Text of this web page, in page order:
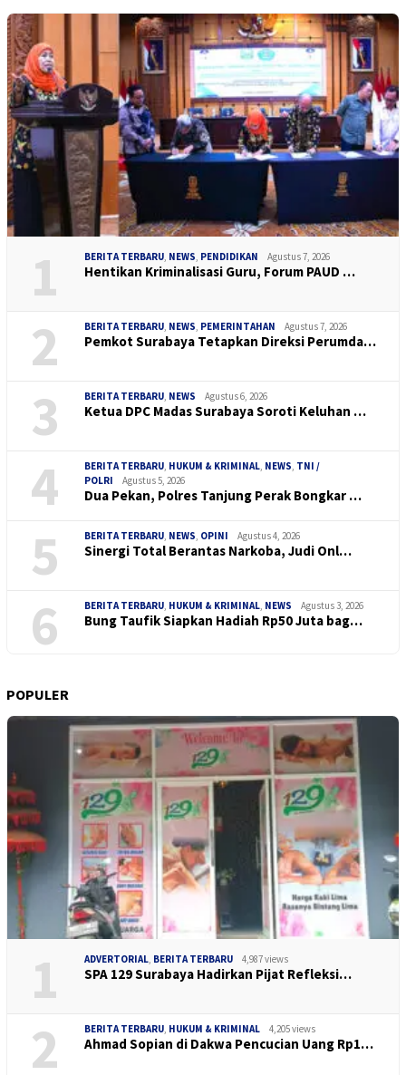
1 BERITA TERBARU NEWS PENDIDIKAN Agustus 7, 2026
Hentikan Kriminalisasi Guru, Forum PAUD …
2 BERITA TERBARU NEWS PEMERINTAHAN Agustus 7, 2026
Pemkot Surabaya Tetapkan Direksi Perumda…
3 BERITA TERBARU NEWS Agustus 6, 2026
Ketua DPC Madas Surabaya Soroti Keluhan …
4 BERITA TERBARU HUKUM & KRIMINAL NEWS TNI /
POLRI
Agustus 5, 2026
Dua Pekan, Polres Tanjung Perak Bongkar …
5 BERITA TERBARU NEWS OPINI Agustus 4, 2026
Sinergi Total Berantas Narkoba, Judi Onl…
6 BERITA TERBARU HUKUM & KRIMINAL NEWS Agustus 3, 2026
Bung Taufik Siapkan Hadiah Rp50 Juta bag…
POPULER
1 ADVERTORIAL BERITA TERBARU 4,987 views
SPA 129 Surabaya Hadirkan Pijat Refleksi…
2 BERITA TERBARU HUKUM & KRIMINAL 4,205 views
Ahmad Sopian di Dakwa Pencucian Uang Rp1…